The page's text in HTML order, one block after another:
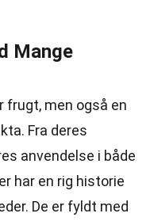
Mange
frugt, men også en
Fra deres
anvendelse i både
har en rig historie
De er fyldt med